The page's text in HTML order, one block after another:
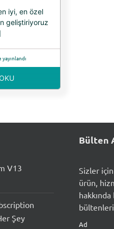
iyi, en özel
geliştiriyoruz
V13
Şey
Bülten
Sizler
ürün,
Ad